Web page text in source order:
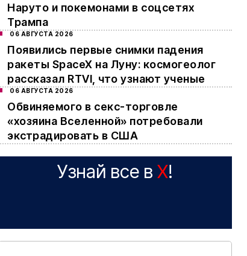
Наруто и покемонами в соцсетях
Трампа
06 АВГУСТА 2026
Появились первые снимки падения
ракеты SpaceX на Луну: космогеолог
рассказал RTVI, что узнают ученые
06 АВГУСТА 2026
Обвиняемого в секс-торговле
«хозяина Вселенной» потребовали
экстрадировать в США
Узнай все в X!